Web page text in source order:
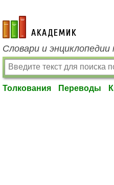
academic.ru
Словари и энциклопедии
Толкования Переводы